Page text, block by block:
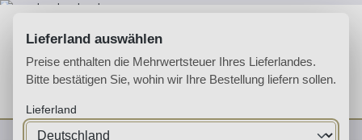
Du hast 0
Lieferland auswählen
Preise enthalten die Mehrwertsteuer Ihres Lieferlandes.
Bitte bestätigen Sie, wohin wir Ihre Bestellung liefern sollen.
Lieferland